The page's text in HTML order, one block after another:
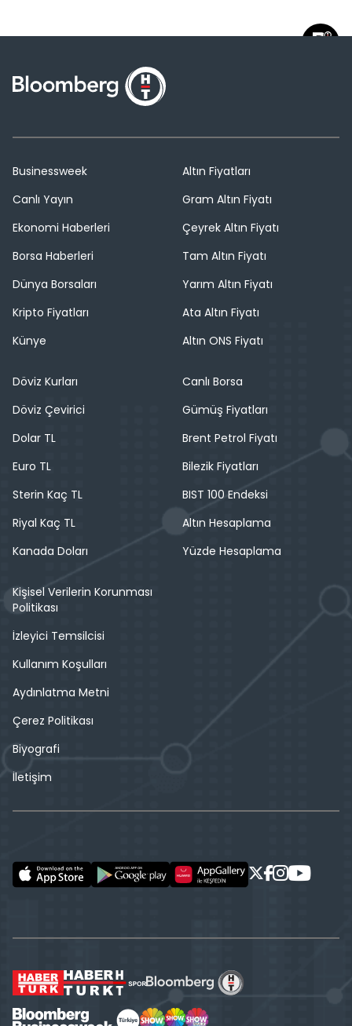
Businessweek
Canlı Yayın
Ekonomi Haberleri
Borsa Haberleri
Dünya Borsaları
Kripto Fiyatları
Künye
Altın Fiyatları
Gram Altın Fiyatı
Çeyrek Altın Fiyatı
Tam Altın Fiyatı
Yarım Altın Fiyatı
Ata Altın Fiyatı
Altın ONS Fiyatı
Döviz Kurları
Döviz Çevirici
Dolar TL
Euro TL
Sterin Kaç TL
Riyal Kaç TL
Kanada Doları
Canlı Borsa
Gümüş Fiyatları
Brent Petrol Fiyatı
Bilezik Fiyatları
BIST 100 Endeksi
Altın Hesaplama
Yüzde Hesaplama
Kişisel Verilerin Korunması
Politikası
İzleyici Temsilcisi
Kullanım Koşulları
Aydınlatma Metni
Çerez Politikası
Biyografi
İletişim